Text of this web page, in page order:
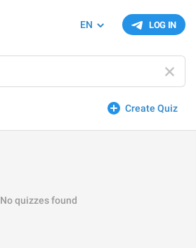
LOG IN
EN
Create Quiz
No quizzes found